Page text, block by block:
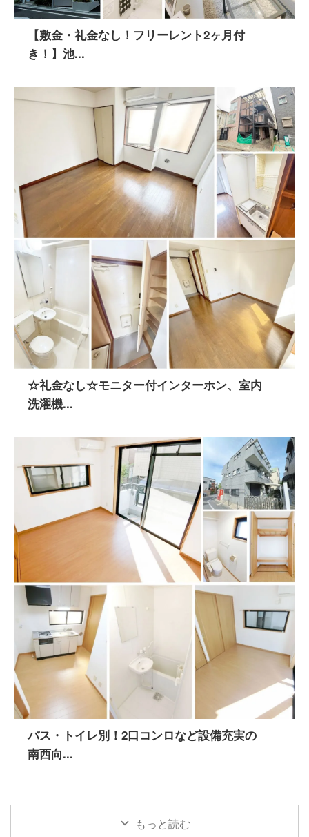
【敷金・礼金なし！フリーレント2ヶ月付
き！】池...
☆礼金なし☆モニター付インターホン、室内
洗濯機...
バス・トイレ別！2口コンロなど設備充実の
南西向...
もっと読む